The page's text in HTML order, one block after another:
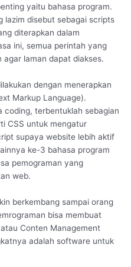
yaitu bahasa program.
lazim disebut sebagai scripts
diterapkan dalam
ini, semua perintah yang
agar laman dapat diakses.
dengan menerapkan
Markup Language).
coding, terbentuklah sebagian
CSS untuk mengatur
supaya website lebih aktif
ke-3 bahasa program
pemograman yang
web.
berkembang sampai orang
bisa membuat
Conten Management
adalah software untuk